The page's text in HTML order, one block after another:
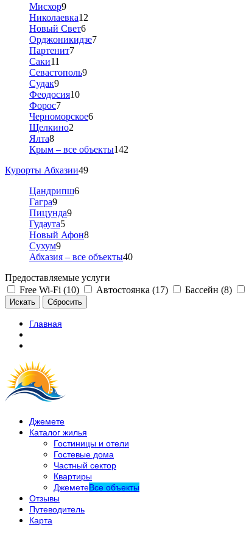
Мисхор9
Николаевка12
Новый Свет6
Орджоникидзе7
Партенит7
Саки11
Севастополь9
Судак9
Феодосия10
Форос7
Черноморское6
Щелкино2
Ялта8
Крым – все объекты142
Курорты Абхазии49
Цандрипш6
Гагра9
Пицунда9
Гудаута5
Новый Афон8
Сухум9
Абхазия – все объекты40
Предоставляемые услуги
Free Wi-Fi (10)
Автостоянка (17) Бассейн (8)
Главная
Джемете
Каталог жилья
Гостиницы и отели
Гостевые дома
Частный сектор
Квартиры
ДжеметеВсе объекты
Отзывы
Путеводитель
Карта